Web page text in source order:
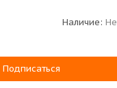
Наличие:
Подписаться